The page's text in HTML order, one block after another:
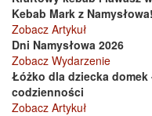
Kebab Mark z Namysłowa!
Zobacz Artykuł
Dni Namysłowa 2026
Zobacz Wydarzenie
Łóżko dla dziecka
codzienności
Zobacz Artykuł